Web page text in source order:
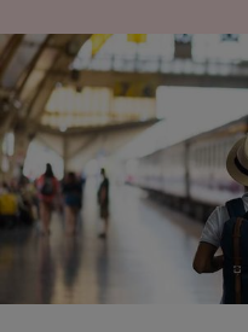
Verwendung
aktiv abfragen.
Informationen auf
Personalisierte
von Werbeleistung
Inhalten,
Entwicklung und
Angeboten.
Liste der Partner